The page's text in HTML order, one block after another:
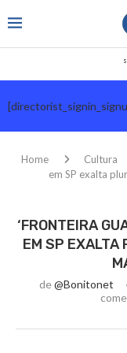
Home Cultura
em SP exalta
‘FRONTEIRA
EM SP EXALTA
de@bonitonet